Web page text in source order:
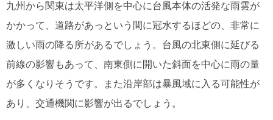
九州から関東は太平洋側を中心に台風本体の活発な雨雲が
かかって、道路があっという間に冠水するほどの、非常に
激しい雨の降る所があるでしょう。台風の北東側に延びる
前線の影響もあって、南東側に開いた斜面を中心に雨の量
が多くなりそうです。また沿岸部は暴風域に入る可能性が
あり、交通機関に影響が出るでしょう。